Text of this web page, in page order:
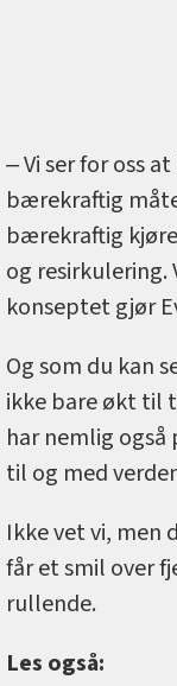
‒ Vi ser for oss
bærekraftig
bærekraftig
og resirkulering.
konseptet gjør
Og som du kan
ikke bare økt til
har nemlig også
til og med
Ikke vet vi, men
får et smil over
rullende.
Les også: